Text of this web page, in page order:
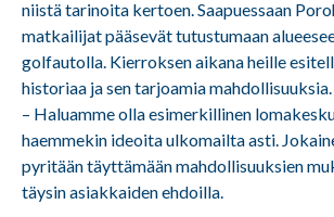
niistä tarinoita kertoen. Saapuessaan
matkailijat pääsevät tutustumaan
golfautolla. Kierroksen aikana heille
historiaa ja sen tarjoamia mahdollisuuksia.
– Haluamme olla esimerkillinen
haemmekin ideoita ulkomailta asti.
pyritään täyttämään mahdollisuuksien
täysin asiakkaiden ehdoilla.